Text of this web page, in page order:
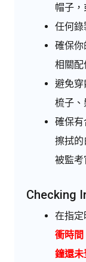
帽子，
任何錄
確保你
相關配
避免穿
梳子、
確保有
擦拭的
被監考
Checking
在指定
衝時
鐘還未